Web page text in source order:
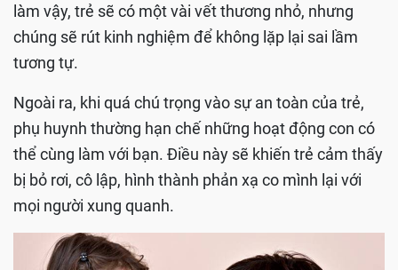
làm vậy, trẻ sẽ có một vài vết thương nhỏ, nhưng
chúng sẽ rút kinh nghiệm để không lặp lại sai lầm
tương tự.
Ngoài ra, khi quá chú trọng vào sự an toàn của trẻ,
phụ huynh thường hạn chế những hoạt động con có
thể cùng làm với bạn. Điều này sẽ khiến trẻ cảm thấy
bị bỏ rơi, cô lập, hình thành phản xạ co mình lại với
mọi người xung quanh.